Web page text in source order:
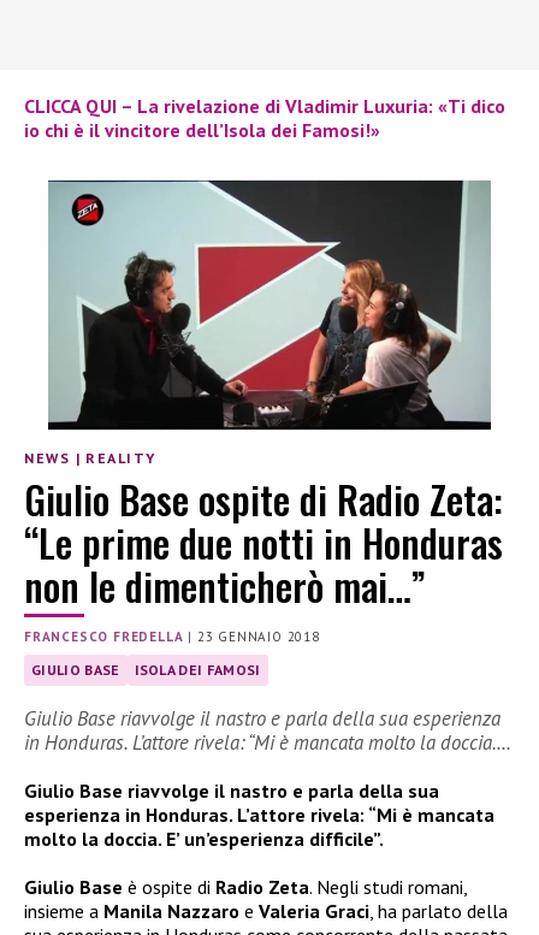
CLICCA QUI – La rivelazione di Vladimir Luxuria: «Ti dico
io chi è il vincitore dell’Isola dei Famosi!»
NEWS | REALITY
Giulio Base ospite di Radio Zeta:
“Le prime due notti in Honduras
non le dimenticherò mai…”
FRANCESCO FREDELLA | 23 GENNAIO 2018
GIULIO BASE ISOLA DEI FAMOSI
Giulio Base riavvolge il nastro e parla della sua esperienza
in Honduras. L’attore rivela: “Mi è mancata molto la doccia.…
Giulio Base riavvolge il nastro e parla della sua
esperienza in Honduras. L’attore rivela: “Mi è mancata
molto la doccia. E’ un’esperienza difficile”.
Giulio Base è ospite di Radio Zeta. Negli studi romani,
insieme a Manila Nazzaro e Valeria Graci, ha parlato della